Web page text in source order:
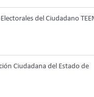
del Ciudadano
Ciudadana del Estado de